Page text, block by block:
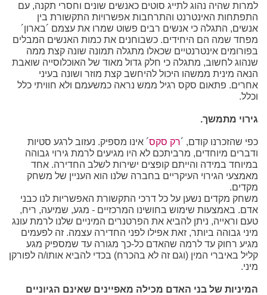
למרות שהיה נהוג לתייג סוטים כאנשים שונים וחסרי תקנה, עם
התפתחות האינטרנט והתרחבות אפשרויות התקשורת בין
אנשים, התגלה כי אנשים רבים פשוט שמרו את עצמם ´בארון´
מפחד שמה הם היחידים. כשבוחנים את כמות האנשים המבלים
בפורומים אינטרנטיים שכאלו מתגלה תמונה שונה קצת ממה
שנהוג לחשוב, מתגלה כי חלק גדול מאוד של האוכלוסייה שואבת
הנאה מינית ממשהו היכול להיחשב קצת מוזר ושונה בעיני
אחרים. פתאום סקס רגיל ממש נראה כמשעמם ולא חוויתי כלל
וכלל.
גירוי מתמשך.
כפי שהזכרנו קודם, ´רק סקס´ אינו מספיק. נעזוב לרגע סטיות
ודברים מיוחדים, מרביתכם לא היו מגיעים לרמת גירוי גבוהה
במיוחד במידה והייתם קופצים ישירות לשלב החדירה. אחד
מאמצעי הגירוי העיקריים בחברה שלנו הוא העניין של משחק
מקדים.
משחק מקדים נשען על כל דרכי התקשורת האפשריות לנו כבני
אדם. באמצעות שימוש בחושינו המרכזיים - מגע, שמיעה, ריח,
טעם וראייה, ניתן להביא את הפרטנרים המיניים שלנו לרמת עונג
מיני גבוהה ביותר, זאת אפילו לפני החדירה עצמה. זה לפעמים
מגיע רחוק עד לרמה שהאדם כל-כך מגורה עד שמספיק מגע
קליל באיברי המין (וגם זה לא בהכרח) בכדי להביא אותו/ה לפורקן
מיני.
המיניות של בני האדם מכילה מאפיינים שאינם הגיוניים